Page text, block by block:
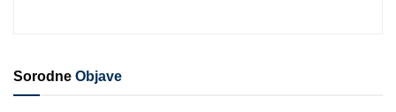
Sorodne Objave